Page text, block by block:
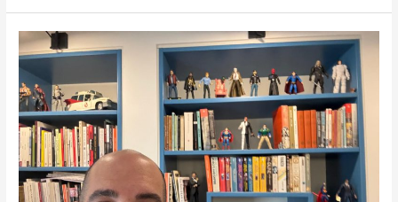
הייטק
ביטחון?
יובל
סיון
בהתייחסות